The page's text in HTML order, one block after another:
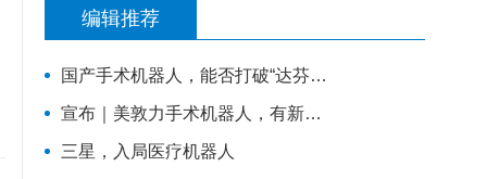
编辑推荐
国产手术机器人，能否打破“达芬奇”垄断
宣布｜美敦力手术机器人，有新布局
三星，入局医疗机器人